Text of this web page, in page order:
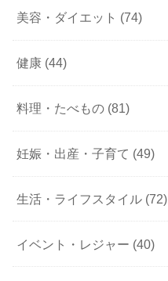
美容・ダイエット (74)
健康 (44)
料理・たべもの (81)
妊娠・出産・子育て (49)
生活・ライフスタイル (72)
イベント・レジャー (40)